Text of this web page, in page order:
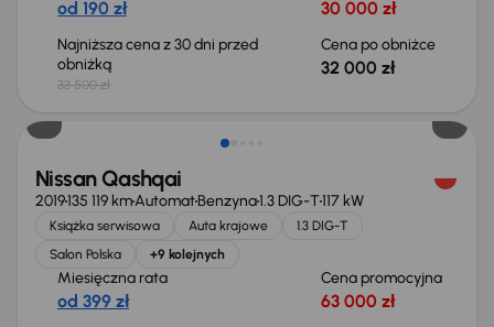
od 190 zł 30 000 zł
Najniższa cena z 30 dni przed
obniżką
33 500 zł
Cena po obniżce
32 000 zł
Taniej o 1 000 zł
Nissan Qashqai
2019135 119 kmAutomatBenzyna1.3 DIG-T117 kW
Książka serwisowa Auta krajowe
1.3 DIG-T
Salon Polska
+9 kolejnych
Miesięczna rata
od 399 zł
Cena promocyjna
63 000 zł